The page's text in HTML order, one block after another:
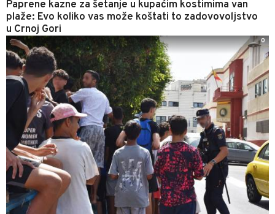
Paprene kazne za šetanje u kupaćim kostimima van
plaže: Evo koliko vas može koštati to zadovovoljstvo
u Crnoj Gori
0